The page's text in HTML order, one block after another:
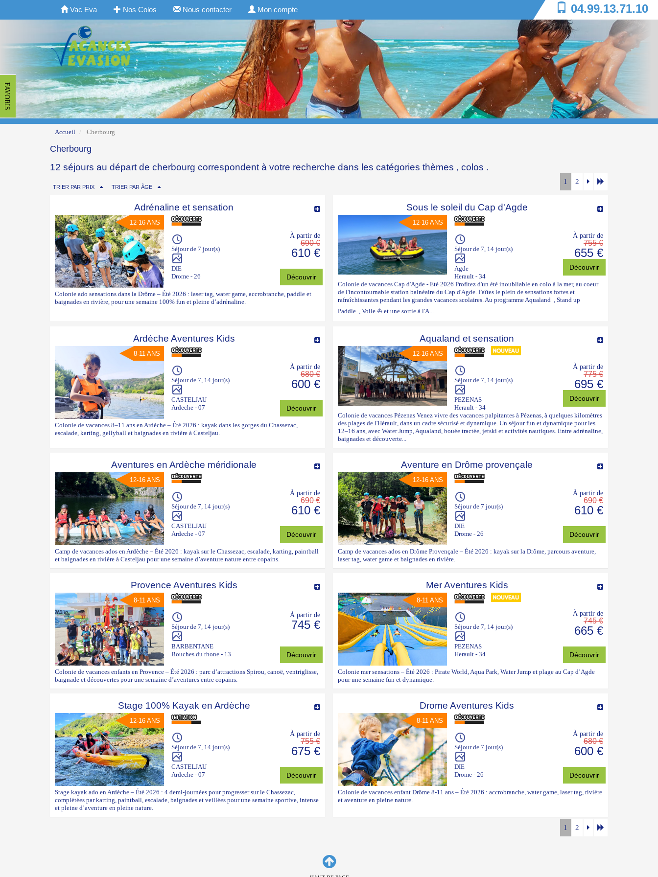
Vac Eva Nos Colos Nous contacter Mon compte 04.99.13.71.10
FAVORIS
Accueil Cherbourg
Cherbourg
12 séjours au départ de cherbourg correspondent à votre recherche dans les catégories thèmes , colos .
TRIER PAR PRIX TRIER PAR ÂGE
1 2
Adrénaline et sensation
12-16 ANS
Séjour de 7 jour(s)
DIE
Drome - 26
À partir de
690 €
610 €
Découvrir
Colonie ado sensations dans la Drôme – Été 2026 : laser tag, water game, accrobranche, paddle et
baignades en rivière, pour une semaine 100% fun et pleine d’adrénaline.
Sous le soleil du Cap d'Agde
12-16 ANS
Séjour de 7, 14 jour(s)
Agde
Herault - 34
À partir de
755 €
655 €
Découvrir
Colonie de vacances Cap d'Agde - Eté 2026 Profitez d'un été inoubliable en colo à la mer, au coeur
de l'incontournable station balnéaire du Cap d'Agde. Faîtes le plein de sensations fortes et
rafraîchissantes pendant les grandes vacances scolaires. Au programme Aqualand , Stand up
Paddle , Voile ⛵ et une sortie à l'A...
Ardèche Aventures Kids
8-11 ANS
Séjour de 7, 14 jour(s)
CASTELJAU
Ardeche - 07
À partir de
680 €
600 €
Découvrir
Colonie de vacances 8–11 ans en Ardèche – Été 2026 : kayak dans les gorges du Chassezac,
escalade, karting, gellyball et baignades en rivière à Casteljau.
Aqualand et sensation
12-16 ANS
Séjour de 7, 14 jour(s)
PEZENAS
Herault - 34
À partir de
775 €
695 €
Découvrir
Colonie de vacances Pézenas Venez vivre des vacances palpitantes à Pézenas, à quelques kilomètres
des plages de l'Hérault, dans un cadre sécurisé et dynamique. Un séjour fun et dynamique pour les
12–16 ans, avec Water Jump, Aqualand, bouée tractée, jetski et activités nautiques. Entre adrénaline,
baignades et découverte...
Aventures en Ardèche méridionale
12-16 ANS
Séjour de 7, 14 jour(s)
CASTELJAU
Ardeche - 07
À partir de
690 €
610 €
Découvrir
Camp de vacances ados en Ardèche – Été 2026 : kayak sur le Chassezac, escalade, karting, paintball
et baignades en rivière à Casteljau pour une semaine d’aventure nature entre copains.
Aventure en Drôme provençale
12-16 ANS
Séjour de 7 jour(s)
DIE
Drome - 26
À partir de
690 €
610 €
Découvrir
Camp de vacances ados en Drôme Provençale – Été 2026 : kayak sur la Drôme, parcours aventure,
laser tag, water game et baignades en rivière.
Provence Aventures Kids
8-11 ANS
Séjour de 7, 14 jour(s)
BARBENTANE
Bouches du rhone - 13
À partir de
745 €
Découvrir
Colonie de vacances enfants en Provence – Été 2026 : parc d’attractions Spirou, canoë, ventriglisse,
baignade et découvertes pour une semaine d’aventures entre copains.
Mer Aventures Kids
8-11 ANS
Séjour de 7, 14 jour(s)
PEZENAS
Herault - 34
À partir de
745 €
665 €
Découvrir
Colonie mer sensations – Été 2026 : Pirate World, Aqua Park, Water Jump et plage au Cap d’Agde
pour une semaine fun et dynamique.
Stage 100% Kayak en Ardèche
12-16 ANS
Séjour de 7, 14 jour(s)
CASTELJAU
Ardeche - 07
À partir de
755 €
675 €
Découvrir
Stage kayak ado en Ardèche – Été 2026 : 4 demi-journées pour progresser sur le Chassezac,
complétées par karting, paintball, escalade, baignades et veillées pour une semaine sportive, intense
et pleine d’aventure en pleine nature.
Drome Aventures Kids
8-11 ANS
Séjour de 7 jour(s)
DIE
Drome - 26
À partir de
680 €
600 €
Découvrir
Colonie de vacances enfant Drôme 8-11 ans – Été 2026 : accrobranche, water game, laser tag, rivière
et aventure en pleine nature.
1 2